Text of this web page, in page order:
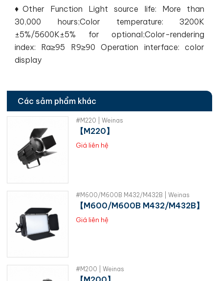
♦Other Function Light source life: More than
30,000 hours;Color temperature: 3200K
±5%/5600K±5% for optional;Color-rendering
index: Ra≥95 R9≥90 Operation interface: color
display
Các sảm phẩm khác
#M220 | Weinas
【M220】
Giá liên hệ
#M600/M600B M432/M432B | Weinas
【M600/M600B M432/M432B】
Giá liên hệ
#M200 | Weinas